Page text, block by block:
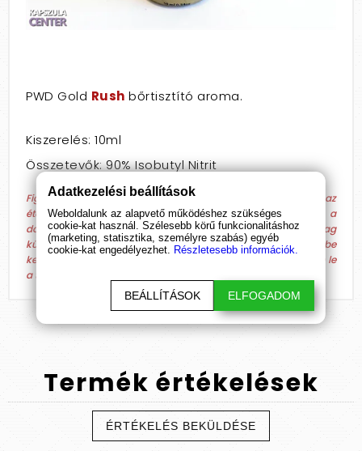
PWD Gold Rush bőrtisztító aroma.
Kiszerelés: 10ml
Összetevők: 90% Isobutyl Nitrit
Figyelem! A Rush (Poppers) aromák használata során kerülje az
ételek és italok fogyasztását, nyílt láng használatát és a
dohányzást. Fokozottan tűzveszélyes folyadék! Kizárólag
külterületen vagy jól szellőző helyiségben használja. Ha szembe
kerül öblítse ki bő vízzel! Semmiképp ne igya meg vagy nyelje le
a tartalmát!
Termék értékelések
ÉRTÉKELÉS BEKÜLDÉSE
Adatkezelési beállítások
Weboldalunk az alapvető működéshez szükséges
cookie-kat használ. Szélesebb körű funkcionalitáshoz
(marketing, statisztika, személyre szabás) egyéb
cookie-kat engedélyezhet. Részletesebb információk.
BEÁLLÍTÁSOK ELFOGADOM